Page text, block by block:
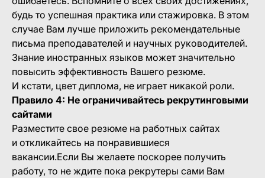
будь то успешная практика или стажировка. В этом
случае Вам лучше приложить рекомендательные
письма преподавателей и научных руководителей.
Знание иностранных языков может значительно
повысить эффективность Вашего резюме.
И кстати, цвет диплома, не играет никакой роли.
Правило 4: Не ограничивайтесь рекрутинговыми
сайтами
Разместите свое резюме на работных сайтах
и откликайтесь на понравившиеся
вакансии.Если Вы желаете поскорее получить
работу, то не ждите пока рекрутеры сами Вам